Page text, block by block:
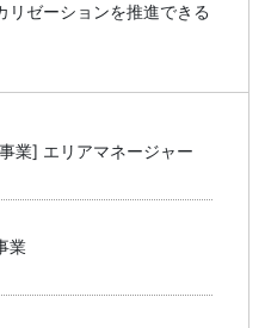
リゼーションを推進できる
業] エリアマネージャー
業